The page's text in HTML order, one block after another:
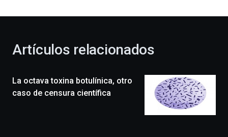
celebración
novena
edición
Artículos relacionados
La octava toxina botulínica, otro
caso de censura científica